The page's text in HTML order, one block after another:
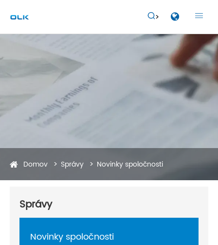
 
Domov Správy Novinky spoločnosti
Správy
Novinky spoločnosti